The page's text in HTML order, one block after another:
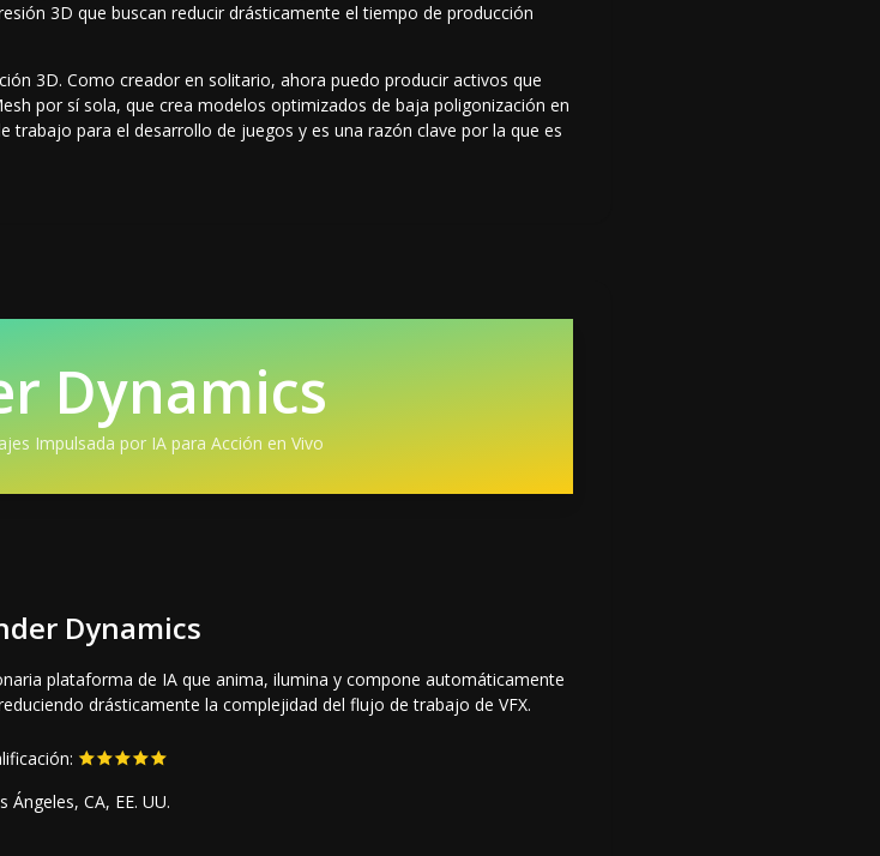
3D que buscan reducir drásticamente el tiempo de producción
3D. Como creador en solitario, ahora puedo producir activos que
por sí sola, que crea modelos optimizados de baja poligonización en
para el desarrollo de juegos y es una razón clave por la que es
Dynamics
Impulsada por IA para Acción en Vivo
Dynamics
plataforma de IA que anima, ilumina y compone automáticamente
drásticamente la complejidad del flujo de trabajo de VFX.
Ángeles, CA, EE. UU.